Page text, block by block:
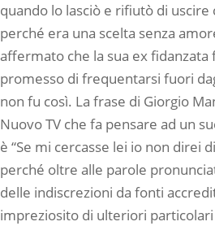
quando lo lasciò e rifiutò di
perché era una scelta senza
affermato che la sua ex fidanzata
promesso di frequentarsi fuori
non fu così. La frase di Giorgio
Nuovo TV che fa pensare ad un
è “Se mi cercasse lei io non direi
perché oltre alle parole
delle indiscrezioni da fonti
impreziosito di ulteriori particolari